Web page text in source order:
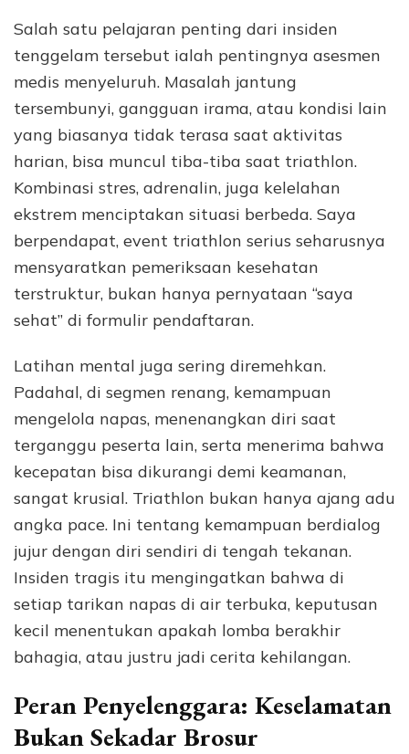
Salah satu pelajaran penting dari insiden
tenggelam tersebut ialah pentingnya asesmen
medis menyeluruh. Masalah jantung
tersembunyi, gangguan irama, atau kondisi lain
yang biasanya tidak terasa saat aktivitas
harian, bisa muncul tiba-tiba saat triathlon.
Kombinasi stres, adrenalin, juga kelelahan
ekstrem menciptakan situasi berbeda. Saya
berpendapat, event triathlon serius seharusnya
mensyaratkan pemeriksaan kesehatan
terstruktur, bukan hanya pernyataan “saya
sehat” di formulir pendaftaran.
Latihan mental juga sering diremehkan.
Padahal, di segmen renang, kemampuan
mengelola napas, menenangkan diri saat
terganggu peserta lain, serta menerima bahwa
kecepatan bisa dikurangi demi keamanan,
sangat krusial. Triathlon bukan hanya ajang adu
angka pace. Ini tentang kemampuan berdialog
jujur dengan diri sendiri di tengah tekanan.
Insiden tragis itu mengingatkan bahwa di
setiap tarikan napas di air terbuka, keputusan
kecil menentukan apakah lomba berakhir
bahagia, atau justru jadi cerita kehilangan.
Peran Penyelenggara: Keselamatan
Bukan Sekadar Brosur